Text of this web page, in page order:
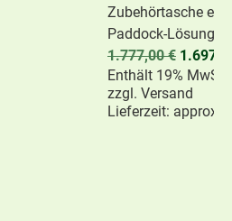
Zubehörtasche
Paddock-Lösung.
1.777,00€
Enthält 19% MwSt.
zzgl. Versand
Lieferzeit: approx.